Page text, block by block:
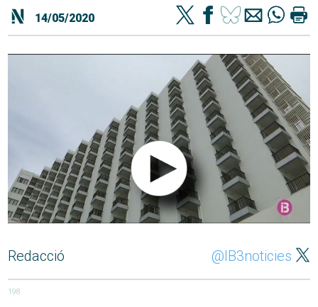
14/05/2020
Redacció @IB3noticies
198